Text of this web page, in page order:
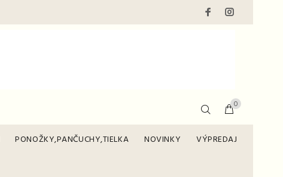
0
PONOŽKY,PANČUCHY,TIELKA NOVINKY VÝPREDAJ